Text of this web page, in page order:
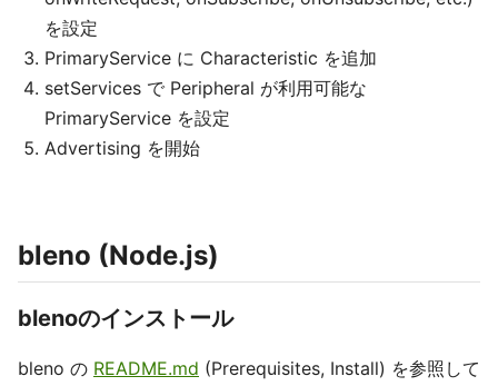
を設定
PrimaryService に Characteristic を追加
setServices で Peripheral が利用可能な
PrimaryService を設定
Advertising を開始
bleno (Node.js)
blenoのインストール
bleno の README.md (Prerequisites, Install) を参照して